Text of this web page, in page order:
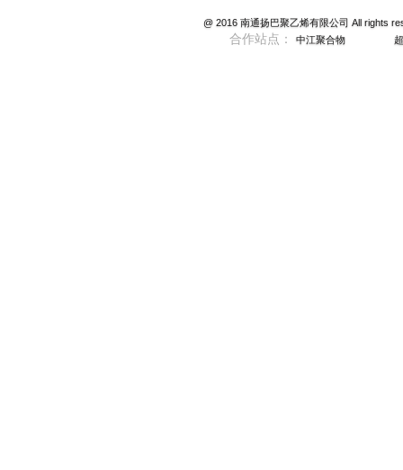
@ 2016 南通扬巴聚乙烯有限公司 All rights
合作站点： 中江聚合物